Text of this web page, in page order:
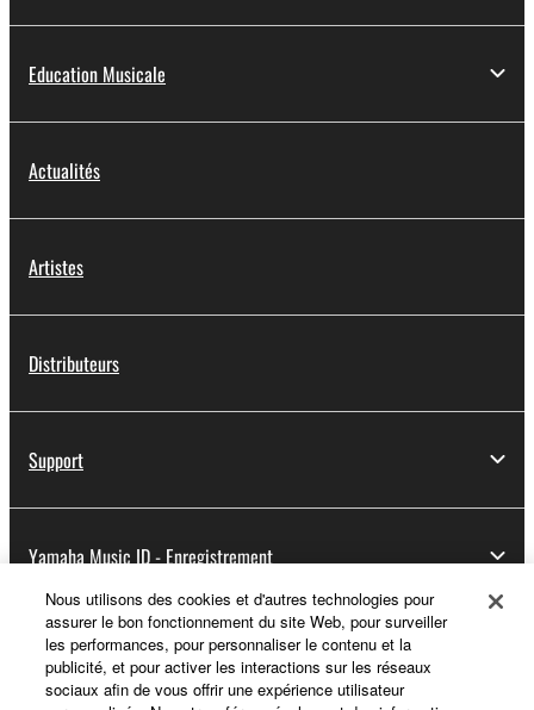
Education Musicale
Actualités
Artistes
Distributeurs
Support
Yamaha Music ID - Enregistrement
A propos de Yamaha
Nous utilisons des cookies et d'autres technologies pour
assurer le bon fonctionnement du site Web, pour surveiller
les performances, pour personnaliser le contenu et la
publicité, et pour activer les interactions sur les réseaux
sociaux afin de vous offrir une expérience utilisateur